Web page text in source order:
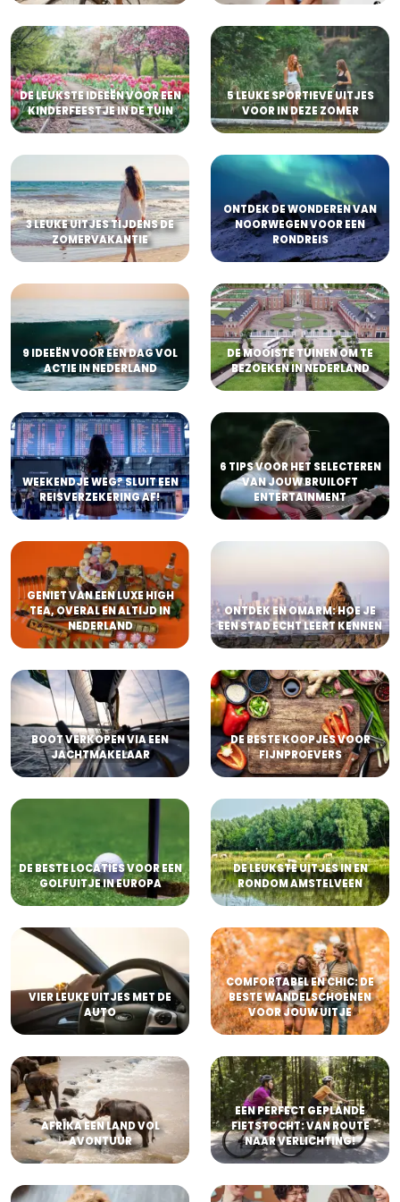
DE LEUKSTE IDEEËN VOOR EEN
KINDERFEESTJE IN DE TUIN
5 LEUKE SPORTIEVE UITJES
VOOR IN DEZE ZOMER
3 LEUKE UITJES TIJDENS DE
ZOMERVAKANTIE
ONTDEK DE WONDEREN VAN
NOORWEGEN VOOR EEN
RONDREIS
9 IDEEËN VOOR EEN DAG VOL
ACTIE IN NEDERLAND
DE MOOISTE TUINEN OM TE
BEZOEKEN IN NEDERLAND
WEEKENDJE WEG? SLUIT EEN
REISVERZEKERING AF!
6 TIPS VOOR HET SELECTEREN
VAN JOUW BRUILOFT
ENTERTAINMENT
GENIET VAN EEN LUXE HIGH
TEA, OVERAL EN ALTIJD IN
NEDERLAND
ONTDEK EN OMARM: HOE JE
EEN STAD ECHT LEERT KENNEN
BOOT VERKOPEN VIA EEN
JACHTMAKELAAR
DE BESTE KOOPJES VOOR
FIJNPROEVERS
DE BESTE LOCATIES VOOR EEN
GOLFUITJE IN EUROPA
DE LEUKSTE UITJES IN EN
RONDOM AMSTELVEEN
VIER LEUKE UITJES MET DE
AUTO
COMFORTABEL EN CHIC: DE
BESTE WANDELSCHOENEN
VOOR JOUW UITJE
AFRIKA EEN LAND VOL
AVONTUUR
EEN PERFECT GEPLANDE
FIETSTOCHT: VAN ROUTE
NAAR VERLICHTING!